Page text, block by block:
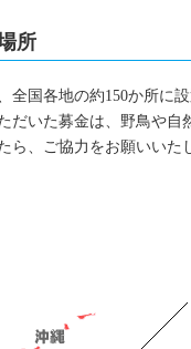
所
全国各地の約150か所に設
だいた募金は、野鳥や自
ら、ご協力をお願いいた